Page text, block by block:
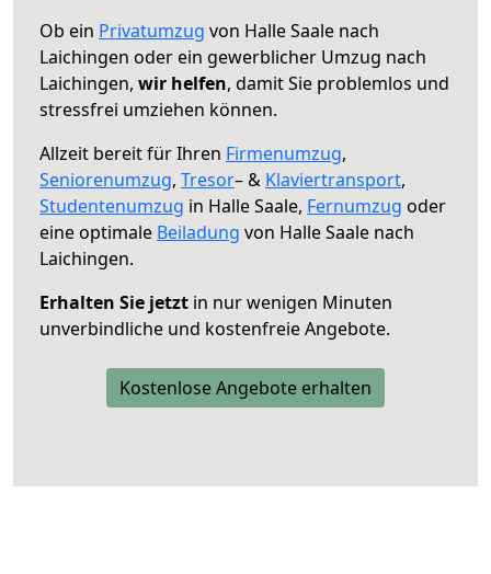
Ob ein Privatumzug von Halle Saale nach
Laichingen oder ein gewerblicher Umzug nach
Laichingen, wir helfen, damit Sie problemlos und
stressfrei umziehen können.
Allzeit bereit für Ihren Firmenumzug,
Seniorenumzug, Tresor– & Klaviertransport,
Studentenumzug in Halle Saale, Fernumzug oder
eine optimale Beiladung von Halle Saale nach
Laichingen.
Erhalten Sie jetzt in nur wenigen Minuten
unverbindliche und kostenfreie Angebote.
Kostenlose Angebote erhalten